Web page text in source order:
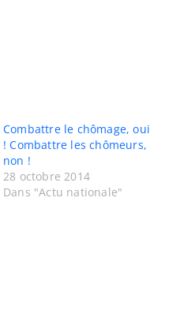
Combattre le chômage, oui
! Combattre les chômeurs,
non !
28 octobre 2014
Dans "Actu nationale"